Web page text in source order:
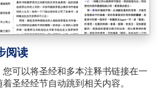
阅读
您可以将圣经和多本注释书链接在一
圣经经节自动跳到相关内容。